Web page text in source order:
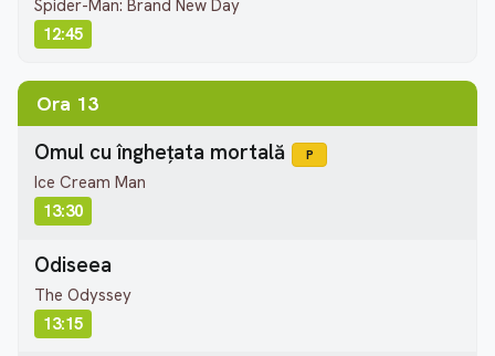
Spider-Man: Brand New Day
12:45
Ora 13
Omul cu înghețata mortală P
Ice Cream Man
13:30
Odiseea
The Odyssey
13:15